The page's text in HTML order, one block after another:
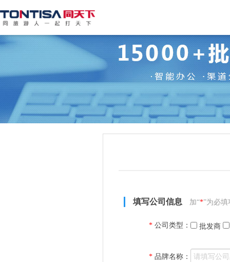
填写公司信息 加“*”为必填
* 公司类型： 批发商
* 品牌名称：